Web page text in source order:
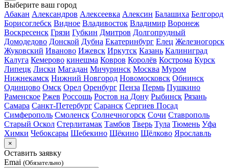
Выберите ваш город
Абакан Александров Алексеевка Алексин Балашиха Белгород
Борисоглебск Видное Владивосток Владимир Воронеж
Воскресенск Грязи Губкин Дмитров Долгопрудный
Домодедово Донской Дубна Екатеринбург Елец Железногорск
Жуковский Иваново Ижевск Иркутск Казань Калиниград
Калуга Кемерово кинешма Ковров Королёв Кострома Курск
Липецк Лиски Магадан Мичуринск Москва Муром
Нижнекамск Нижний Новгород Новомосковск Обнинск
Одинцово Омск Орел Оренбург Пенза Пермь Пушкино
Раменское Ржев Россошь Ростов на Дону Рыбинск Рязань
Самара Санкт-Петербург Саранск Сергиев Посад
Симферополь Смоленск Солнечногорск Сочи Ставрополь
Старый Оскол Стерлитамак Тамбов Тверь Тула Тюмень Уфа
Химки Чебоксары Шебекино Щёкино Щёлково Ярославль
×
Оставить заявку
Emai (Обязательно)